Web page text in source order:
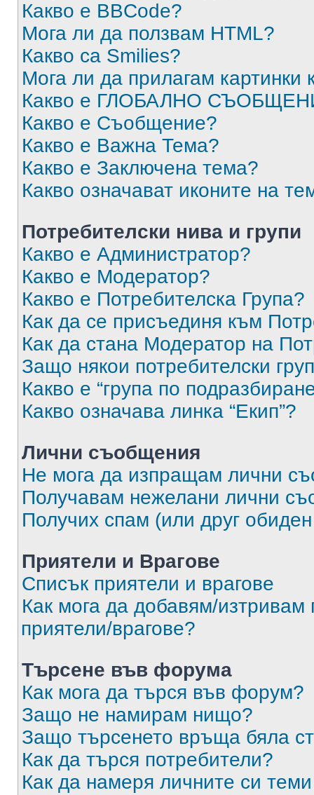
Какво е BBCode?
Мога ли да ползвам HTML?
Какво са Smilies?
Мога ли да прилагам
Какво е ГЛОБАЛНО
Какво е Съобщение?
Какво е Важна Тема?
Какво е Заключена тема?
Какво означават иконите на
Потребителски нива и групи
Какво е Администратор?
Какво е Модератор?
Какво е Потребителска Група?
Как да се присъединя към
Как да стана Модератор на
Защо някои потребителски
Какво е “група по
Какво означава линка “Екип”?
Лични съобщения
Не мога да изпращам лични
Получавам нежелани лични
Получих спам (или друг
Приятели и Врагове
Списък приятели и врагове
Как мога да добавям/изтривам
приятели/врагове?
Търсене във форума
Как мога да търся във форум?
Защо не намирам нищо?
Защо търсенето връща бяла
Как да търся потребители?
Как да намеря личните си